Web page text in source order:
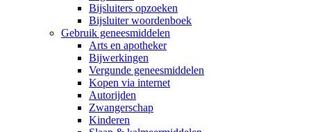
Bijsluiters opzoeken
Bijsluiter woordenboek
Gebruik geneesmiddelen
Arts en apotheker
Bijwerkingen
Vergunde geneesmiddelen
Kopen via internet
Autorijden
Zwangerschap
Kinderen